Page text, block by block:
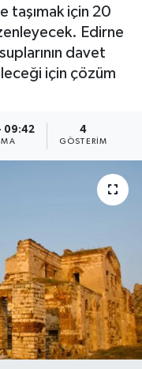
taşımak için 20
Edirne
davet
için çözüm
09:42 4
GÖSTERIM